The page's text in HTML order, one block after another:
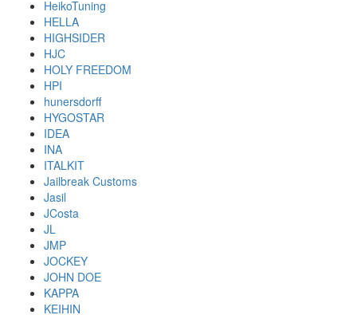
HeikoTuning
HELLA
HIGHSIDER
HJC
HOLY FREEDOM
HPI
hunersdorff
HYGOSTAR
IDEA
INA
ITALKIT
Jailbreak Customs
Jasil
JCosta
JL
JMP
JOCKEY
JOHN DOE
KAPPA
KEIHIN